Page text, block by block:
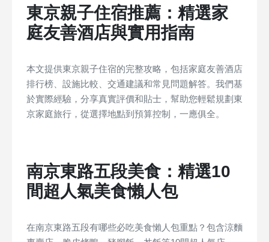
東京親子住宿推薦：精選家
庭友善酒店與實用指南
本文提供東京親子住宿的完整攻略，包括家庭友善酒店
排行榜、設施比較、交通建議和常見問題解答。我們基
於實際經驗，分享真實評價和貼士，幫助您輕鬆規劃東
京家庭旅行，從選擇地點到預算控制，一應俱全。
南京東路五段美食：精選10
間超人氣美食懶人包
在南京東路五段有哪些必吃美食懶人包重點？包含涼麵